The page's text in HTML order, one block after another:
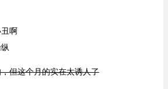
啊
但这个月的实在太诱人了